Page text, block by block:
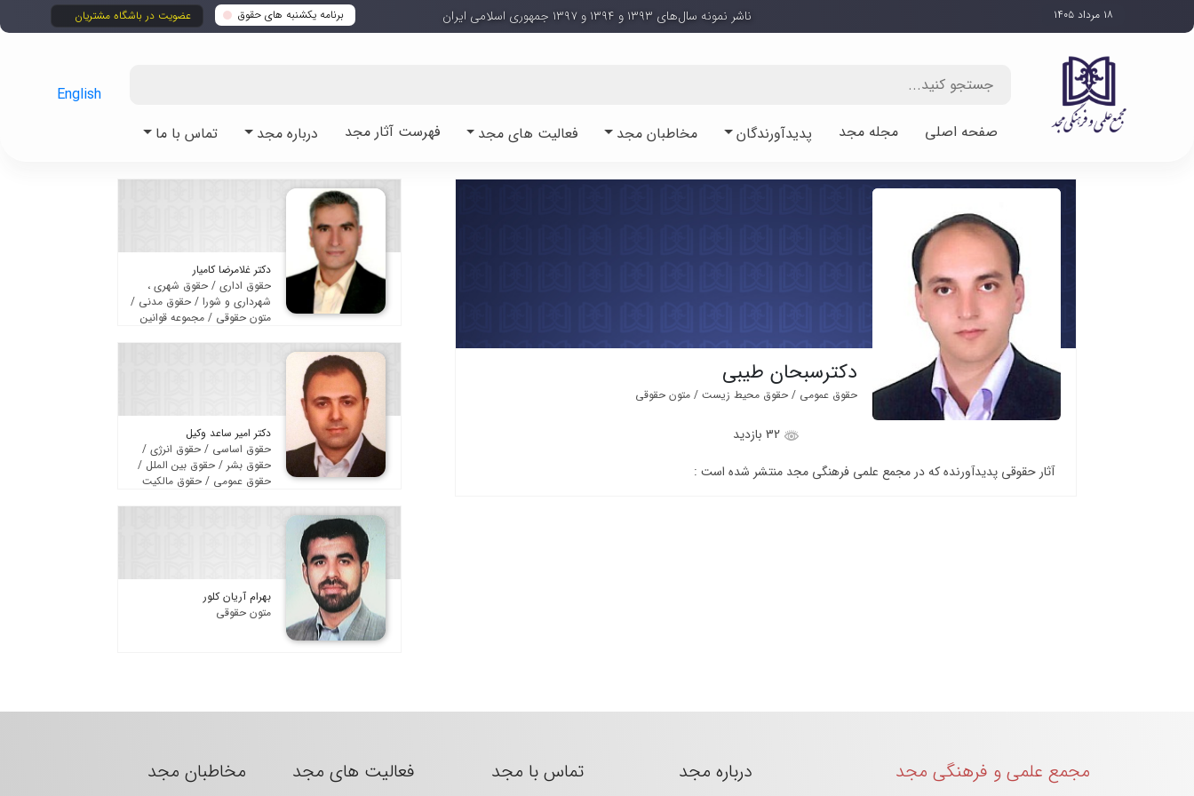
برنامه یکشنبه های حقوق عضویت در باشگاه مشتریان ۱۸ مرداد ۱۴۰۵ ناشر نمونه سال‌های ۱۳۹۳ و ۱۳۹۴ و ۱۳۹۷ جمهوری اسلامی ایران
صفحه اصلی مجله مجد پدیدآورندگان مخاطبان مجد فعالیت های مجد فهرست آثار مجد درباره مجد تماس با ما
English
دکترسبحان طیبی
حقوق عمومی / حقوق محیط زیست / متون حقوقی
32 بازدید
آثار حقوقی پدیدآورنده که در مجمع علمی فرهنگی مجد منتشر شده است :
دکتر غلامرضا کامیار
حقوق اداری / حقوق شهری ،
شهرداری و شورا / حقوق مدنی /
متون حقوقی / مجموعه قوانین
دکتر امیر ساعد وکیل
حقوق اساسی / حقوق انرژی /
حقوق بشر / حقوق بین الملل /
حقوق عمومی / حقوق مالکیت
بهرام آریان کلور
متون حقوقی
مجمع علمی و فرهنگی مجد درباره مجد تماس با مجد فعالیت های مجد مخاطبان مجد